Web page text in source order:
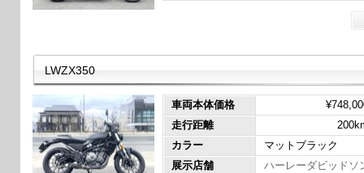
LWZX350
車両本体価格
走行距離
カラー
マットブラック
展示店舗
ハーレーダビッドソ